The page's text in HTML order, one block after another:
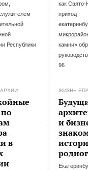
Республики
как Свято-
приход
камни»
96
в
ЖИЗНЬ
и